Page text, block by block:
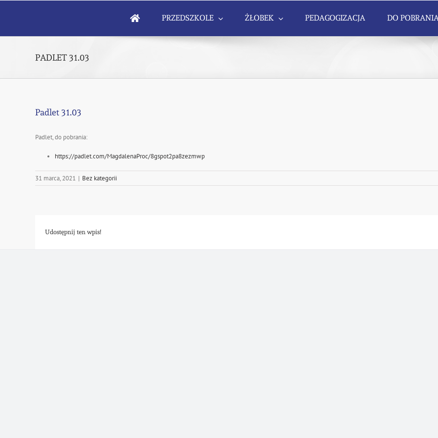
PRZEDSZKOLE ŻŁOBEK PEDAGOGIZACJA DO
PADLET 31.03
Padlet 31.03
Padlet, do pobrania:
https://padlet.com/MagdalenaProc/8gspot2pa8zezmwp
31 marca, 2021 | Bez kategorii
Udostępnij ten wpis!